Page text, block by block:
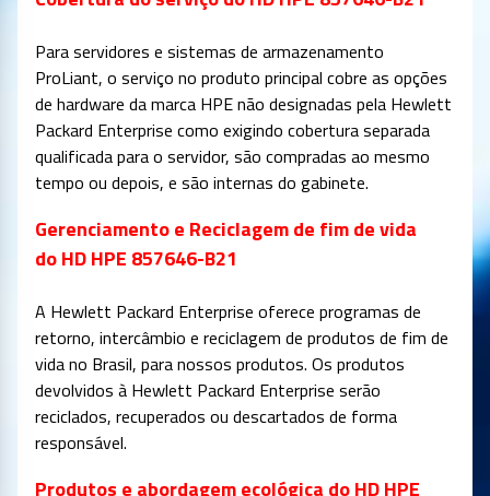
Para servidores e sistemas de armazenamento
ProLiant, o serviço no produto principal cobre as opções
de hardware da marca HPE não designadas pela Hewlett
Packard Enterprise como exigindo cobertura separada
qualificada para o servidor, são compradas ao mesmo
tempo ou depois, e são internas do gabinete.
Gerenciamento e Reciclagem de fim de vida
do HD HPE 857646-B21
A Hewlett Packard Enterprise oferece programas de
retorno, intercâmbio e reciclagem de produtos de fim de
vida no Brasil, para nossos produtos. Os produtos
devolvidos à Hewlett Packard Enterprise serão
reciclados, recuperados ou descartados de forma
responsável.
Produtos e abordagem ecológica do HD HPE